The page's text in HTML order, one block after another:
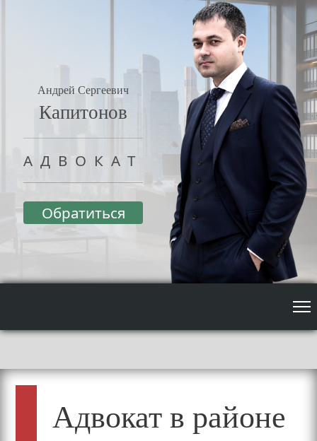
Андрей Сергеевич
Капитонов
АДВОКАТ
Обратиться
Адвокат в районе